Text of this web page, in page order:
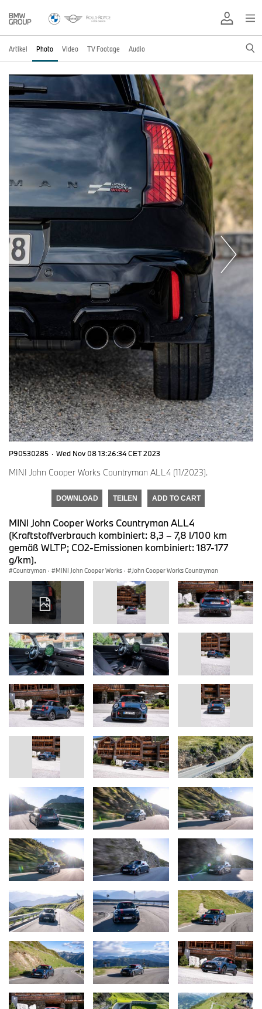
Artikel Photo Video TV Footage Audio
P90530285 · Wed Nov 08 13:26:34 CET 2023
MINI John Cooper Works Countryman ALL4 (11/2023).
DOWNLOAD TEILEN ADD TO CART
MINI John Cooper Works Countryman ALL4
(Kraftstoffverbrauch kombiniert: 8,3 – 7,8 l/100 km
gemäß WLTP; CO2-Emissionen kombiniert: 187-177
g/km).
Countryman · MINI John Cooper Works · John Cooper Works Countryman